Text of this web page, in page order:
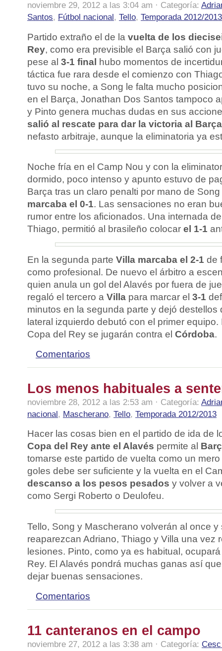
noviembre 29, 2012 a las 3:04 am · Categoría:
Santos, Fútbol nacional , Tello, Temporada 2012/2013
Partido extraño el de la vuelta de los
Rey, como era previsible el Barça salió con
pese al 3-1 final hubo momentos de
táctica fue rara desde el comienzo con
tuvo su noche, a Song le falta mucho
en el Barça, Jonathan Dos Santos tampoco
y Pinto genera muchas dudas en sus
salió al rescate para dar la victoria al Barça
nefasto arbitraje, aunque la eliminatoria ya
Noche fría en el Camp Nou y con la
dormido, poco intenso y apunto estuvo de
Barça tras un claro penalti por mano de
marcaba el 0-1. Las sensaciones no eran
rumor entre los aficionados. Una internada
Thiago, permitió al brasileño colocar el 1-1
En la segunda parte Villa marcaba el 2-1 de
como profesional. De nuevo el árbitro a
quien anula un gol del Alavés por fuera de
regaló el tercero a Villa para marcar el 3-1
minutos en la segunda parte y dejó destellos
lateral izquierdo debutó con el primer
Copa del Rey se jugarán contra el Córdoba.
Comentarios
Los menos habituales a
noviembre 28, 2012 a las 2:53 am · Categoría:
nacional, Mascherano, Tello, Temporada 2012/2013
Hacer las cosas bien en el partido de ida de
Copa del Rey ante el Alavés permite al
tomarse este partido de vuelta como un
goles debe ser suficiente y la vuelta en el
descanso a los pesos pesados y volver a
como Sergi Roberto o Deulofeu.
Tello, Song y Mascherano volverán al once
reaparezcan Adriano, Thiago y Villa una vez
lesiones. Pinto, como ya es habitual,
Rey. El Alavés pondrá muchas ganas así
dejar buenas sensaciones.
Comentarios
11 canteranos en el campo
noviembre 27, 2012 a las 3:38 am · Categoría: